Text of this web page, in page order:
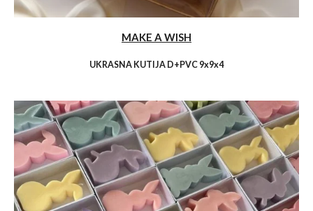
MAKE A WISH
UKRASNA KUTIJA D+PVC 9x9x4